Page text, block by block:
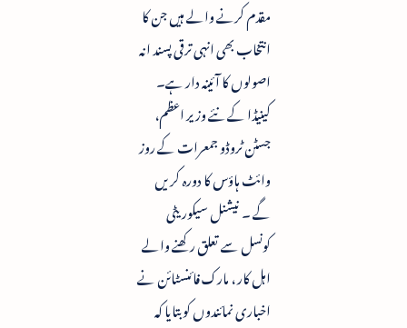
مقدم کرنے والے ہیں جن کا
انتخاب بھی انہی ترقی پسند انہ
اصولوں کا آئینہ دار ہے۔
کینیڈا کے نئے وزیر اعظم،
جسٹن ٹروڈو جمعرات کے روز
وائٹ ہاؤس کا دورہ کریں
گے ۔ نیشنل سیکوریٹی
کونسل سے تعلق رکھنے والے
اہل کار ، مارک فائنسٹائن نے
اخباری نمائندوں کو بتایا کہ